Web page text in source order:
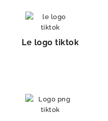
Le logo tiktok